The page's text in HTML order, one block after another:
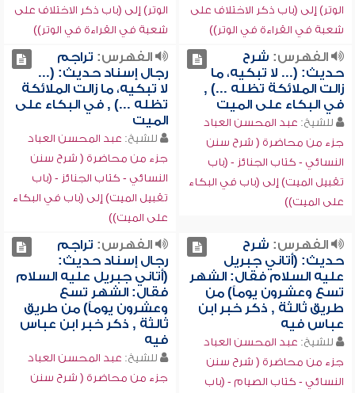
الوتر) إلى (باب ذكر الاختلاف على
شعبة في القراءة في الوتر))
الوتر) إلى (باب ذكر الاختلاف على
شعبة في القراءة في الوتر))
الفهرس: شرح
حديث: (... لا تبكيه، ما
زالت الملائكة تظله ...) ,
في البكاء على الميت
للشيخ: عبد المحسن العباد
جزء من محاضرة ( شرح سنن
النسائي - كتاب الجنائز - (باب
تقبيل الميت) إلى (باب في البكاء
على الميت))
الفهرس: تراجم
رجال إسناد حديث: (...
لا تبكيه، ما زالت الملائكة
تظله ...) , في البكاء على
الميت
للشيخ: عبد المحسن العباد
جزء من محاضرة ( شرح سنن
النسائي - كتاب الجنائز - (باب
تقبيل الميت) إلى (باب في البكاء
على الميت))
الفهرس: شرح
حديث: (أتاني جبريل
عليه السلام فقال: الشهر
تسع وعشرون يوماً) من
طريق ثالثة , ذكر خبر ابن
عباس فيه
للشيخ: عبد المحسن العباد
جزء من محاضرة ( شرح سنن
النسائي - كتاب الصيام - (باب
الفهرس: تراجم
رجال إسناد حديث:
(أتاني جبريل عليه السلام
فقال: الشهر تسع
وعشرون يوماً) من طريق
ثالثة , ذكر خبر ابن عباس
فيه
للشيخ: عبد المحسن العباد
جزء من محاضرة ( شرح سنن